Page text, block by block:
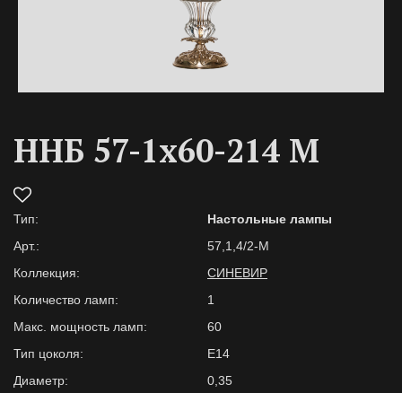
ННБ 57-1х60-214 М
Тип:
Настольные лампы
Арт.:
57,1,4/2-М
Коллекция:
СИНЕВИР
Количество ламп:
1
Макс. мощность ламп:
60
Тип цоколя:
E14
Диаметр:
0,35